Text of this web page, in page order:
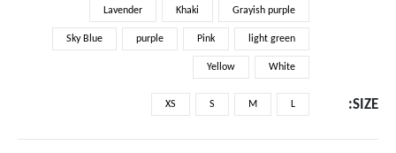
Grayish purple
Khaki
Lavender
light green
Pink
purple
Sky Blue
White
Yellow
SIZE
L
M
S
XS